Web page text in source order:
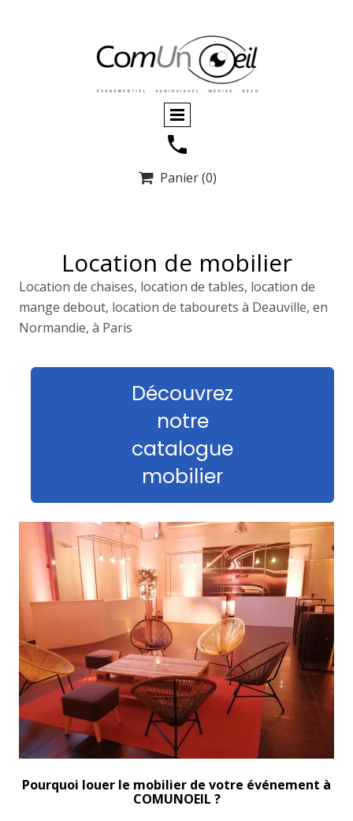
 Panier(0)
Location de mobilier
Location de chaises, location de tables, location de
mange debout, location de tabourets à Deauville, en
Normandie, à Paris
Découvrez
notre
catalogue
mobilier
Pourquoi louer le mobilier de votre événement à
COMUNOEIL ?